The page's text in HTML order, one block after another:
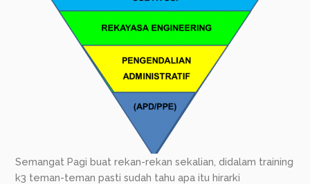
Semangat Pagi buat rekan-rekan sekalian, didalam training
k3 teman-teman pasti sudah tahu apa itu hirarki